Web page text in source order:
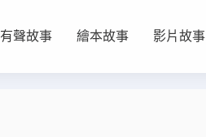
有聲故事 繪本故事 影片故事